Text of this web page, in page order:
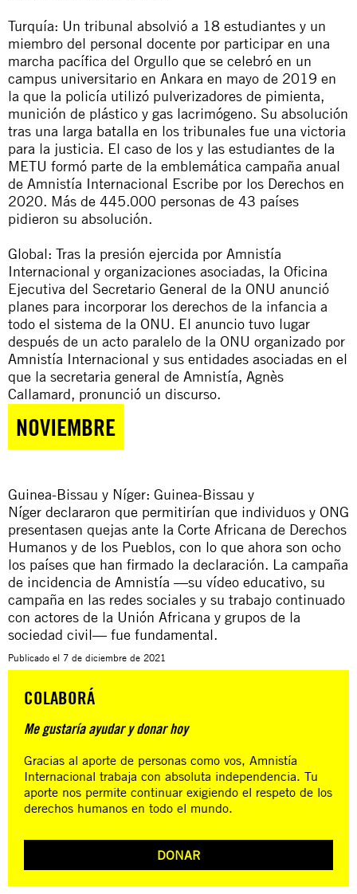
Turquía: Un tribunal absolvió a 18 estudiantes y un
miembro del personal docente por participar en una
marcha pacífica del Orgullo que se celebró en un
campus universitario en Ankara en mayo de 2019 en
la que la policía utilizó pulverizadores de pimienta,
munición de plástico y gas lacrimógeno. Su absolución
tras una larga batalla en los tribunales fue una victoria
para la justicia. El caso de los y las estudiantes de la
METU formó parte de la emblemática campaña anual
de Amnistía Internacional Escribe por los Derechos en
2020. Más de 445.000 personas de 43 países
pidieron su absolución.
Global: Tras la presión ejercida por Amnistía
Internacional y organizaciones asociadas, la Oficina
Ejecutiva del Secretario General de la ONU anunció
planes para incorporar los derechos de la infancia a
todo el sistema de la ONU. El anuncio tuvo lugar
después de un acto paralelo de la ONU organizado por
Amnistía Internacional y sus entidades asociadas en el
que la secretaria general de Amnistía, Agnès
Callamard, pronunció un discurso.
NOVIEMBRE
Guinea-Bissau y Níger: Guinea-Bissau y
Níger declararon que permitirían que individuos y ONG
presentasen quejas ante la Corte Africana de Derechos
Humanos y de los Pueblos, con lo que ahora son ocho
los países que han firmado la declaración. La campaña
de incidencia de Amnistía —su vídeo educativo, su
campaña en las redes sociales y su trabajo continuado
con actores de la Unión Africana y grupos de la
sociedad civil— fue fundamental.
Publicado el 7 de diciembre de 2021
COLABORÁ
Me gustaría ayudar y donar hoy
Gracias al aporte de personas como vos, Amnistía
Internacional trabaja con absoluta independencia. Tu
aporte nos permite continuar exigiendo el respeto de los
derechos humanos en todo el mundo.
DONAR